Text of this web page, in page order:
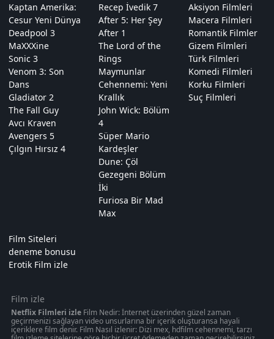
Kaptan Amerika:
Cesur Yeni Dünya
Deadpool 3
MaXXXine
Sonic 3
Venom 3: Son
Dans
Gladiator 2
The Fall Guy
Avcı Kraven
Avengers 5
Çılgın Hırsız 4
Recep İvedik 7
After 5: Her Şey
After 1
The Lord of the
Rings
Maymunlar
Cehennemi: Yeni
Krallık
John Wick: Bölüm
4
Süper Mario
Kardeşler
Dune: Çöl
Gezegeni Bölüm
İki
Furiosa Bir Mad
Max
Aksiyon Filmleri
Macera Filmleri
Romantik Filmler
Gizem Filmleri
Türk Filmleri
Komedi Filmleri
Korku Filmleri
Suç Filmleri
Film Siteleri
deneme bonusu
Erotik Film izle
Film izle
Netflix Filmleri izleFilm Nedir: İnternet üzerinden güzel zaman
geçirmenizi sağlayan video unsurlarına bir içerik oluşturansa hayali
içeriklere film denir. Film Nasıl izlenir: Dizi mex, hdfilm cehennemi, tarzı